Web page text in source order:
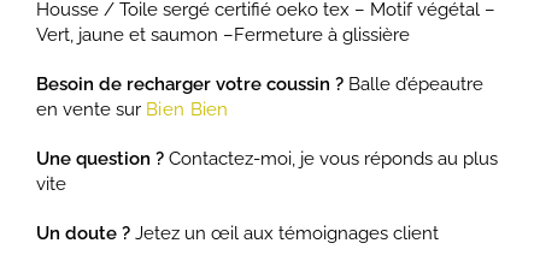
Housse / Toile sergé certifié oeko tex – Motif végétal –
Vert, jaune et saumon –Fermeture à glissière
Besoin de recharger votre coussin ? Balle d’épeautre
en vente sur Bien Bien
Une question ? Contactez-moi, je vous réponds au plus
vite
Un doute ? Jetez un œil aux témoignages client